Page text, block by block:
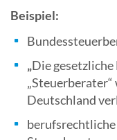
Beispiel:
„Die
Deutschland
berufsrechtliche